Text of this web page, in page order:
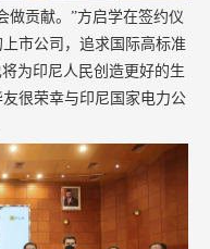
做贡献。”方启学在签约仪
市公司，追求国际高标准
为印尼人民创造更好的生
很荣幸与印尼国家电力公